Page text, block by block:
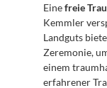
Eine freie
Kemmler
Landguts
Zeremonie,
einem
erfahrener